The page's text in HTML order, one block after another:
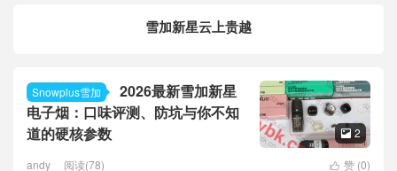
雪加新星云上贵越
Snowplus雪加
2026最新雪加新星
电子烟：口味评测、防坑与你不知
道的硬核参数
 2
 赞 (0)
andy 阅读(78)